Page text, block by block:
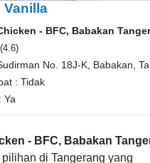
Vanilla
- BFC, Babakan
No. 18J-K, Babakan,
: Tidak
Ya
- BFC, Babakan
di Tangerang yang